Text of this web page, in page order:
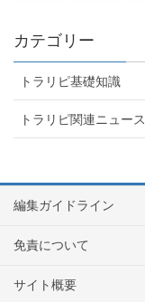
カテゴリー
トラリピ基礎知識
トラリピ関連ニュース
編集ガイドライン
免責について
サイト概要